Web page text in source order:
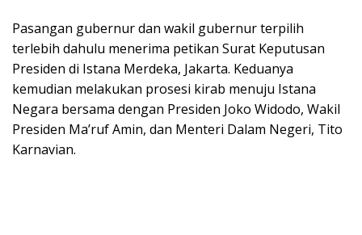
Pasangan gubernur dan wakil gubernur terpilih
terlebih dahulu menerima petikan Surat Keputusan
Presiden di Istana Merdeka, Jakarta. Keduanya
kemudian melakukan prosesi kirab menuju Istana
Negara bersama dengan Presiden Joko Widodo, Wakil
Presiden Ma’ruf Amin, dan Menteri Dalam Negeri, Tito
Karnavian.